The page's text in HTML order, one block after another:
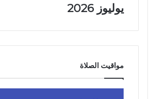
يوليوز 2026
مواقيت الصلاة